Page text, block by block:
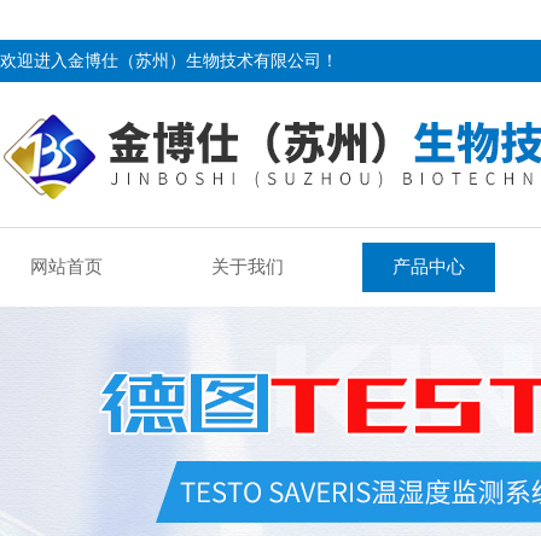
欢迎进入金博仕（苏州）生物技术有限公司！
网站首页 关于我们 产品中心